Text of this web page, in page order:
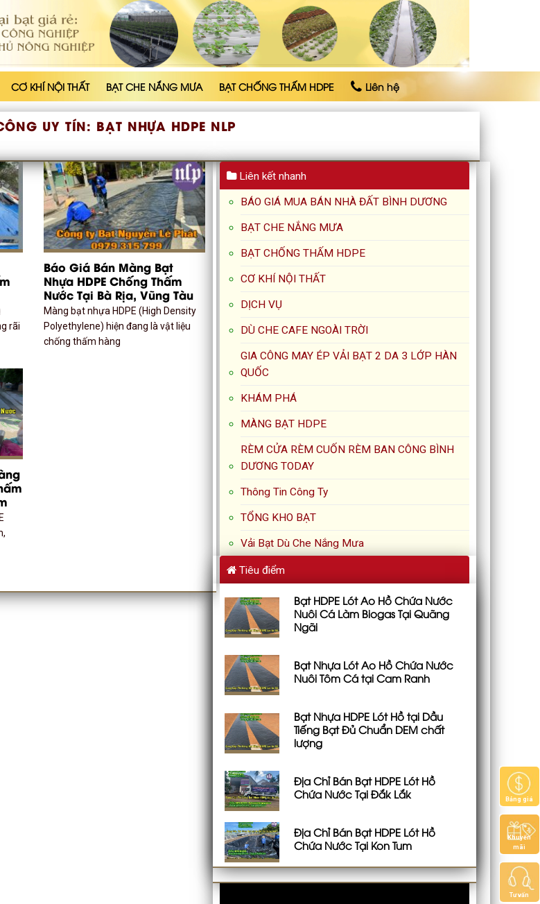
CƠ KHÍ NỘI THẤT BẠT CHE NẮNG MƯA BẠT CHỐNG THẤM HDPE Liên hệ
UY TÍN: BẠT NHỰA HDPE NLP
rãi
Báo Giá Bán Màng Bạt
Nhựa HDPE Chống Thấm
Nước Tại Bà Rịa, Vũng Tàu
Màng bạt nhựa HDPE (High Density
Polyethylene) hiện đang là vật liệu
chống thấm hàng
Liên kết nhanh
BÁO GIÁ MUA BÁN NHÀ ĐẤT BÌNH DƯƠNG
BẠT CHE NẮNG MƯA
BẠT CHỐNG THẤM HDPE
CƠ KHÍ NỘI THẤT
DỊCH VỤ
DÙ CHE CAFE NGOÀI TRỜI
GIA CÔNG MAY ÉP VẢI BẠT 2 DA 3 LỚP HÀN
QUỐC
KHÁM PHÁ
MÀNG BẠT HDPE
RÈM CỬA RÈM CUỐN RÈM BAN CÔNG BÌNH
DƯƠNG TODAY
Thông Tin Công Ty
TỔNG KHO BẠT
Vải Bạt Dù Che Nắng Mưa
Tiêu điểm
Bạt HDPE Lót Ao Hồ Chứa Nước
Nuôi Cá Làm Biogas Tại Quãng
Ngãi
Bạt Nhựa Lót Ao Hồ Chứa Nước
Nuôi Tôm Cá tại Cam Ranh
Bạt Nhựa HDPE Lót Hồ tại Dầu
Tiếng Bạt Đủ Chuẩn DEM chất
lượng
Địa Chỉ Bán Bạt HDPE Lót Hồ
Chứa Nước Tại Đắk Lắk
Địa Chỉ Bán Bạt HDPE Lót Hồ
Chứa Nước Tại Kon Tum
Bảng giá
Khuyến
mãi
Tư vấn